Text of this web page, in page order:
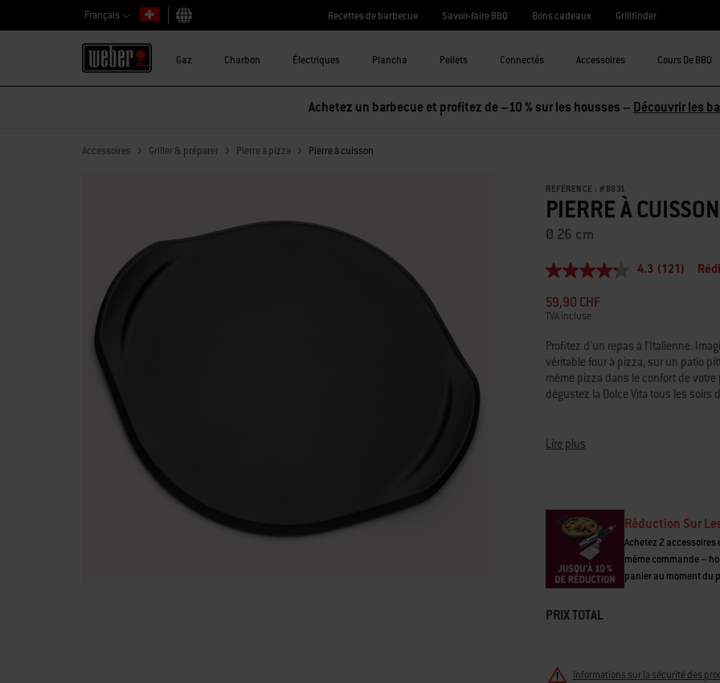
Français
Choisir un pays
Recettes de barbecue Savoir-faire BBQ Bons cadeaux Grillfinder
Gaz Charbon Électriques Plancha Pellets Connectés Accessoires Cours De BBQ
Achetez un barbecue et profitez de –10 % sur les housses – Découvrir les
Accessoires Griller & préparer Pierre à pizza Pierre à cuisson
RÉFÉRENCE : # 8831
PIERRE À CUISSON
Ø 26 cm
4.3
sur
5,
de
la
note
moyenne.
Read
121
sur
4.3 (121)
59,90 CHF
TVA incluse
Profitez d’un repas à l’Italienne.
véritable four à pizza, sur un patio
même pizza dans le confort de
dégustez la Dolce Vita tous les soirs
Lire plus
Réduction Sur
Achetez 2 accessoires
même commande –
panier au moment du
PRIX TOTAL
Informations sur la sécurité des